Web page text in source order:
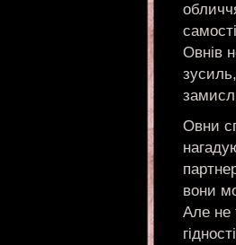
Овнів
Овни
вони
Але не